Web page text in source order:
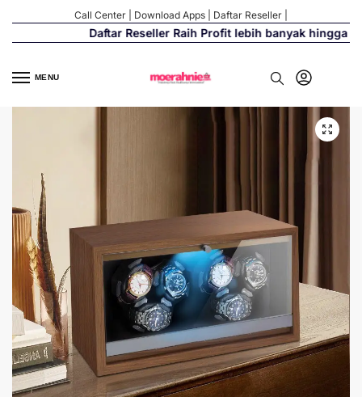
Call Center Download Apps Daftar Reseller
Daftar Reseller Raih Profit lebih banyak hingga
MENU